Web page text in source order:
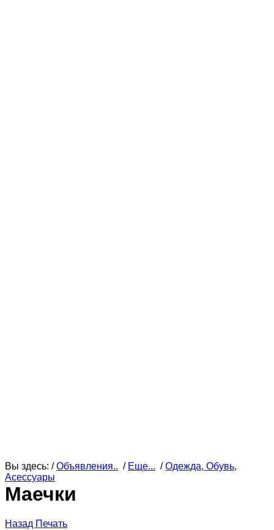
Вы здесь: /Объявления.. / Еще... /Одежда, Обувь,
Асессуары
Маечки
Назад Печать